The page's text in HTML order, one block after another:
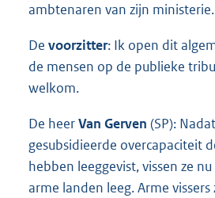
ambtenaren van zijn ministerie.
De voorzitter: Ik open dit
de mensen op de publieke
welkom.
De heerVan Gerven (SP):
gesubsidieerde overcapaciteit
hebben leeggevist, vissen ze
arme landen leeg. Arme